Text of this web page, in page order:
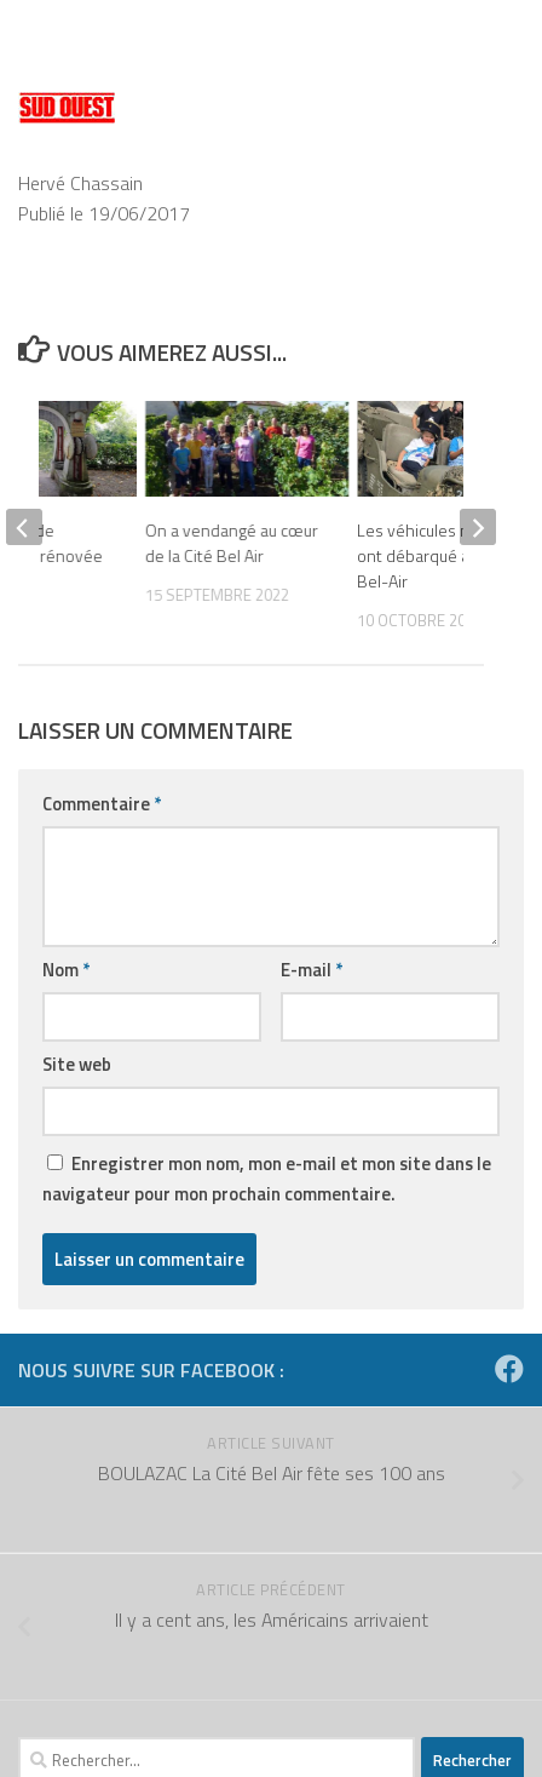
Hervé Chassain
Publié le 19/06/2017
VOUS AIMEREZ AUSSI...
On a vendangé au cœur
de la Cité Bel Air
15 SEPTEMBRE 2022
Les véhicules militaires
ont débarqué à la Cité
Bel-Air
10 OCTOBRE 2021
de
rénovée
LAISSER UN COMMENTAIRE
Commentaire*
Nom* E-mail *
Site web
Enregistrer mon nom, mon e-mail et mon site dans le
navigateur pour mon prochain commentaire.
NOUS SUIVRE SUR FACEBOOK :
ARTICLE SUIVANT
BOULAZAC La Cité Bel Air fête ses 100 ans
ARTICLE PRÉCÉDENT
Il y a cent ans, les Américains arrivaient
Rechercher :